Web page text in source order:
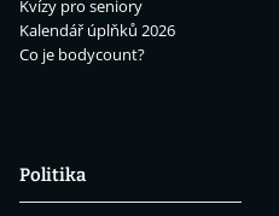
Kvízy pro seniory
Kalendář úplňků 2026
Co je bodycount?
Politika